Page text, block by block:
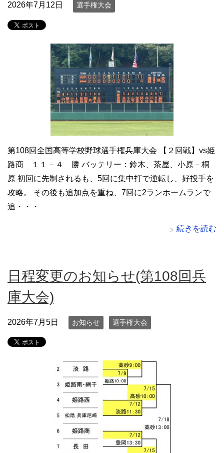
2026年7月12日 選手権大会
第108回全国高等学校野球選手権兵庫大会 【２回戦】vs姫
路商 １１－４ 勝 バッテリー：鈴木、茶屋、小原－桐
原 初回に先制されるも、5回に集中打で逆転し、好投手を
攻略。 その後も追加点を重ね、7回に2ランホームランで
追・・・
続きを読む
日程変更のお知らせ(第108回兵
庫大会)
2026年7月5日 お知らせ 選手権大会